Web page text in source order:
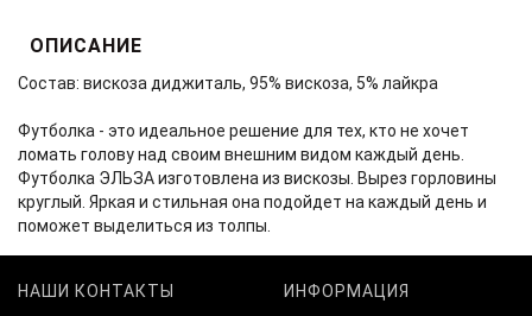
ОПИСАНИЕ
Состав: вискоза диджиталь, 95% вискоза, 5% лайкра
Футболка - это идеальное решение для тех, кто не хочет
ломать голову над своим внешним видом каждый день.
Футболка ЭЛЬЗА изготовлена из вискозы. Вырез горловины
круглый. Яркая и стильная она подойдет на каждый день и
поможет выделиться из толпы.
НАШИ КОНТАКТЫ
ИНФОРМАЦИЯ